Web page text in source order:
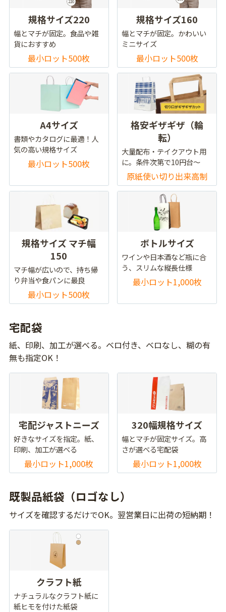
規格サイズ220
幅とマチが固定。食品や雑
貨におすすめ
最小ロット500枚
規格サイズ160
幅とマチが固定。かわいい
ミニサイズ
最小ロット500枚
A4サイズ
書類やカタログに最適！人
気の高い規格サイズ
最小ロット500枚
格安ギザギザ（輪
転）
大量配布・テイクアウト用
に。条件次第で10円台～
原紙使い切り出来高制
規格サイズ マチ幅
150
マチ幅が広いので、持ち帰
り弁当や食パンに最良
最小ロット500枚
ボトルサイズ
ワインや日本酒など瓶に合
う、スリムな縦長仕様
最小ロット1,000枚
宅配袋
紙、印刷、加工が選べる。ベロ付き、ベロなし、糊の有
無も指定OK！
宅配ジャストニーズ
好きなサイズを指定。紙、
印刷、加工が選べる
最小ロット1,000枚
320幅規格サイズ
幅とマチが固定サイズ。高
さが選べる宅配袋
最小ロット1,000枚
既製品紙袋（ロゴなし）
サイズを確認するだけでOK。翌営業日に出荷の短納期！
クラフト紙
ナチュラルなクラフト紙に
紙ヒモを付けた紙袋